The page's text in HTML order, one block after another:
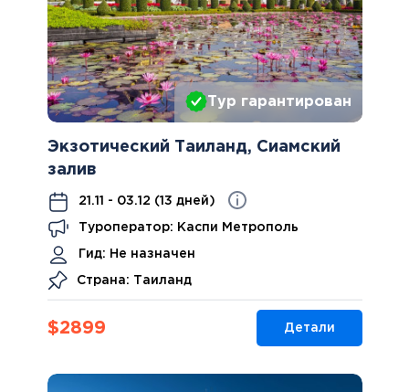
Тур гарантирован
Экзотический Таиланд, Сиамский
залив
21.11 - 03.12 (13 дней)
Туроператор: Каспи Метрополь
Гид: Не назначен
Страна: Таиланд
$2899 Детали